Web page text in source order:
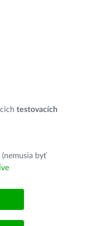
testovacích
byť